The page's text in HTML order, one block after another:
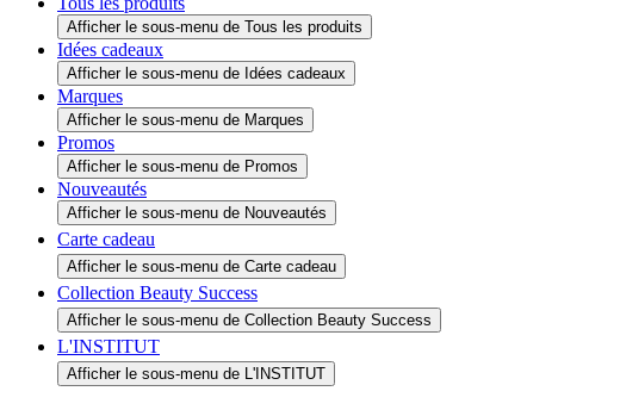
Réserver un soin
Points de vente
Se connecter
Tous les produits
Afficher le sous-menu de Tous les produits
Idées cadeaux
Afficher le sous-menu de Idées cadeaux
Marques
Afficher le sous-menu de Marques
Promos
Afficher le sous-menu de Promos
Nouveautés